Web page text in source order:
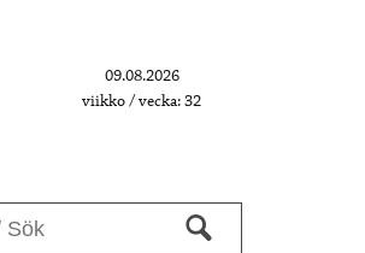
09.08.2026
viikko / vecka: 32